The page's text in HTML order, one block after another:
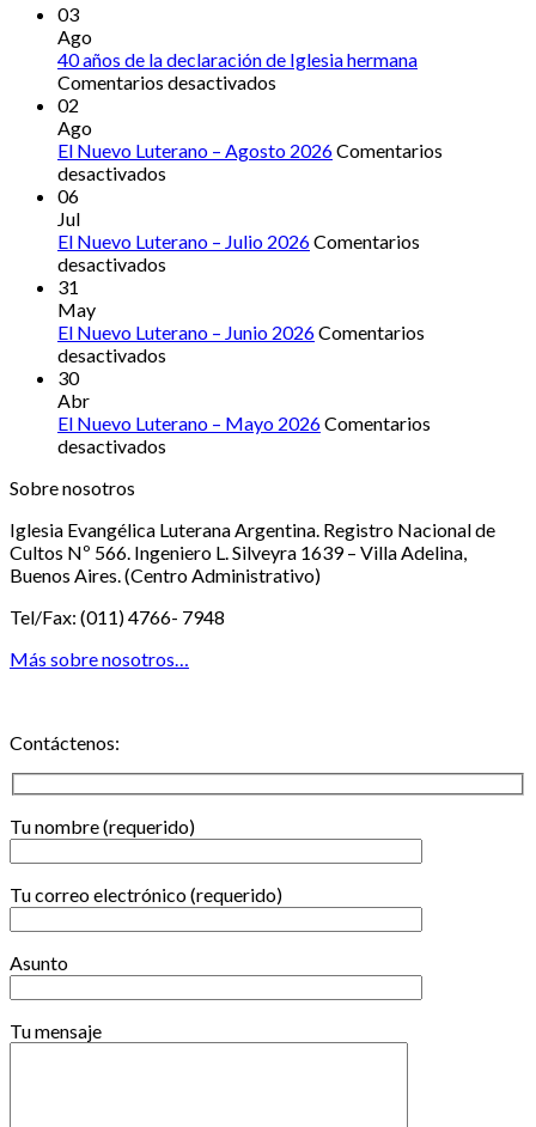
03
Ago
40 años de la declaración de Iglesia hermana
Comentarios desactivados
de
Iglesia
02
Ago
El Nuevo Luterano – Agosto 2026Comentarios
desactivados
Luterano
06
Jul
El Nuevo Luterano – Julio 2026Comentarios
desactivados
Luterano
31
May
El Nuevo Luterano – Junio 2026Comentarios
desactivados
Luterano
30
Abr
El Nuevo Luterano – Mayo 2026Comentarios
desactivados
–
Mayo
2026
Sobre nosotros
Iglesia Evangélica Luterana Argentina. Registro Nacional de
Cultos Nº 566. Ingeniero L. Silveyra 1639 – Villa Adelina,
Buenos Aires. (Centro Administrativo)
Tel/Fax: (011) 4766- 7948
Más sobre nosotros…
Contáctenos:
Tu nombre (requerido)
Tu correo electrónico (requerido)
Asunto
Tu mensaje